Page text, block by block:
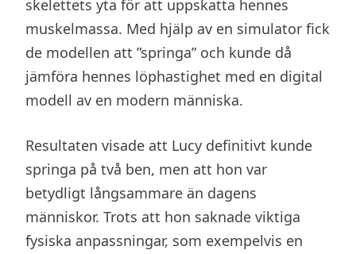
skelettets yta för att uppskatta hennes
muskelmassa. Med hjälp av en simulator fick
de modellen att ”springa” och kunde då
jämföra hennes löphastighet med en digital
modell av en modern människa.
Resultaten visade att Lucy definitivt kunde
springa på två ben, men att hon var
betydligt långsammare än dagens
människor. Trots att hon saknade viktiga
fysiska anpassningar, som exempelvis en